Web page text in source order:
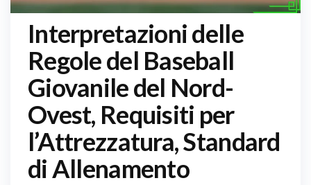
Interpretazioni delle
Regole del Baseball
Giovanile del Nord-
Ovest, Requisiti per
l’Attrezzatura, Standard
di Allenamento